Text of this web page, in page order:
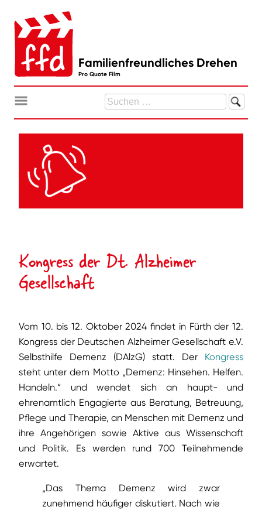
Inhalt
springen
Familienfreundliches Drehen
Pro Quote Film
Suchen
Kongress der Dt. Alzheimer
Gesellschaft
Vom 10. bis 12. Oktober 2024 findet in Fürth der 12.
Kongress der Deutschen Alzheimer Gesellschaft e.V.
Selbsthilfe Demenz (DAlzG) statt. Der Kongress
steht unter dem Motto „Demenz: Hinsehen. Helfen.
Handeln.“ und wendet sich an haupt- und
ehrenamtlich Engagierte aus Beratung, Betreuung,
Pflege und Therapie, an Menschen mit Demenz und
ihre Angehörigen sowie Aktive aus Wissenschaft
und Politik. Es werden rund 700 Teilnehmende
erwartet.
„Das Thema Demenz wird zwar
zunehmend häufiger diskutiert. Nach wie